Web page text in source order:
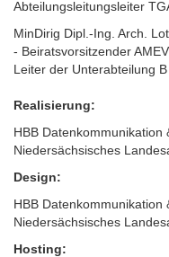
Abteilungsleitungsleiter
MinDirig Dipl.-Ing. Arch.
- Beiratsvorsitzender
Leiter der Unterabteilung B
Realisierung:
HBB Datenkommunikation
Niedersächsisches
Design:
HBB Datenkommunikation
Niedersächsisches
Hosting: